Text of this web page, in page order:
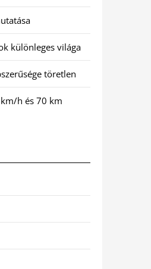
különleges világa
töretlen
h és 70 km